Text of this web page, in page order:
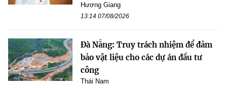
Hương Giang
13:14 07/08/2026
Đà Nẵng: Truy trách nhiệm để đảm
bảo vật liệu cho các dự án đầu tư
công
Thái Nam